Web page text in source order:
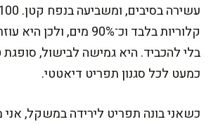
קלוריות בלבד וכ־90%
בלי להכביד. היא גמישה לבישול,
כמעט לכל סגנון תפריט דיאטטי.
כשאני בונה תפריט לירידה במשקל,